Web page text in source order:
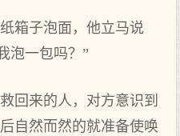
箱子泡面，他立马说
泡一包吗？”
回来的人，对方意识到
自然而然的就准备使唤